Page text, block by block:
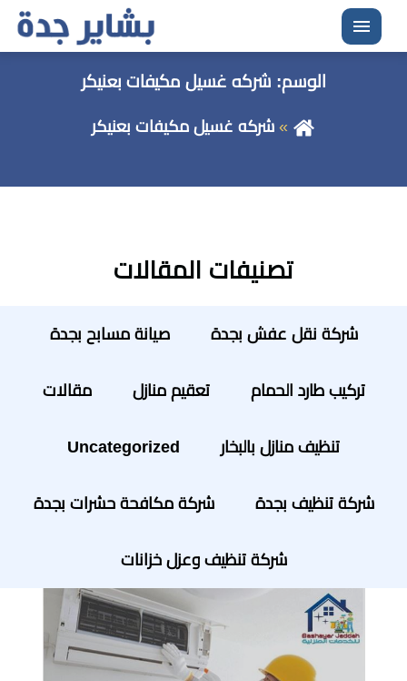
القائمة
الوسم: شركه غسيل مكيفات بعنيكر
شركه غسيل مكيفات بعنيكر
تصنيفات المقالات
شركة نقل عفش بجدة صيانة مسابح بجدة
تركيب طارد الحمام تعقيم منازل مقالات
تنظيف منازل بالبخار Uncategorized
شركة تنظيف بجدة شركة مكافحة حشرات بجدة
شركة تنظيف وعزل خزانات